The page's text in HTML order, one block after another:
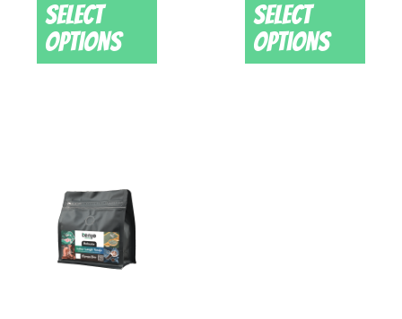
Select
options
Select
options